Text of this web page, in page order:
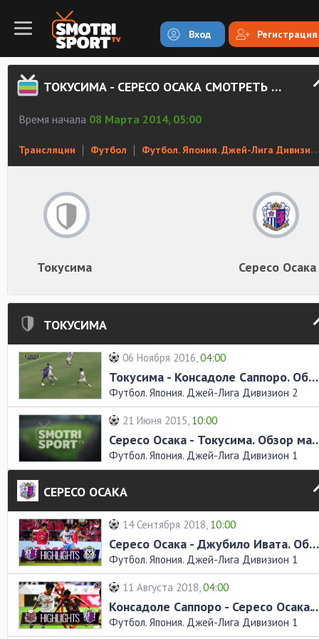
Вход Регистрация
ТОКУСИМА - СЕРЕСО ОСАКА СМОТРЕТЬ ОНЛАЙН
Время начала 08 Марта 2014, 05:00
Трансляции Футбол Футбол. Япония. Джей-Лига Дивизион 1
Токусима Сересо Осака
ТОКУСИМА
06 Ноября 2016,04:00
Токусима - Консадоле Саппоро. Обзор матча
Футбол. Япония. Джей-Лига Дивизион 2
21 Июня 2015, 10:00
Сересо Осака -
Футбол. Япония. Джей-Лига Дивизион 1
СЕРЕСО ОСАКА
14 Сентября 2018, 10:00
Сересо Осака - Джубило Ивата. Обзор матча
Футбол. Япония. Джей-Лига Дивизион 1
11 Августа 2018,04:00
Консадоле Саппоро -
Футбол. Япония. Джей-Лига Дивизион 1